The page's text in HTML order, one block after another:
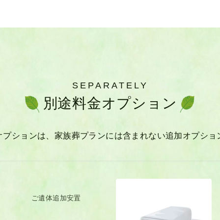
SEPARATELY
別途料金オプション
プションは、家族葬プランには含まれない追加オプショ
ご遺体追加安置